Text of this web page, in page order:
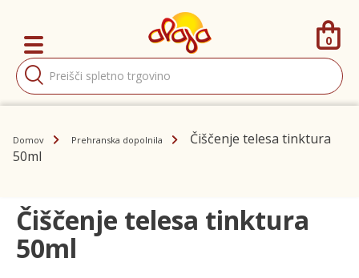
Products
search
0
Domov Prehranska dopolnila
Čiščenje telesa tinktura
50ml
Čiščenje telesa tinktura
50ml